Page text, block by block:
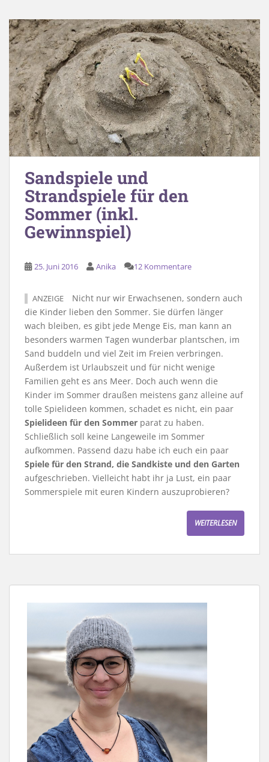
Sandspiele und
Strandspiele für den
Sommer (inkl.
Gewinnspiel)
25. Juni 2016 Anika 12 Kommentare
ANZEIGE
Nicht nur wir Erwachsenen, sondern auch
die Kinder lieben den Sommer. Sie dürfen länger
wach bleiben, es gibt jede Menge Eis, man kann an
besonders warmen Tagen wunderbar plantschen, im
Sand buddeln und viel Zeit im Freien verbringen.
Außerdem ist Urlaubszeit und für nicht wenige
Familien geht es ans Meer. Doch auch wenn die
Kinder im Sommer draußen meistens ganz alleine auf
tolle Spielideen kommen, schadet es nicht, ein paar
Spielideen für den Sommer parat zu haben.
Schließlich soll keine Langeweile im Sommer
aufkommen. Passend dazu habe ich euch ein paar
Spiele für den Strand, die Sandkiste und den Garten
aufgeschrieben. Vielleicht habt ihr ja Lust, ein paar
Sommerspiele mit euren Kindern auszuprobieren?
WEITERLESEN